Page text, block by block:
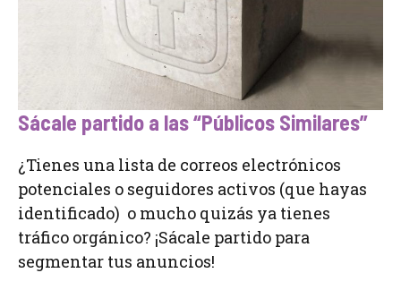
Sácale partido a las “Públicos Similares”
¿Tienes una lista de correos electrónicos
potenciales o seguidores activos (que hayas
identificado) o mucho quizás ya tienes
tráfico orgánico? ¡Sácale partido para
segmentar tus anuncios!